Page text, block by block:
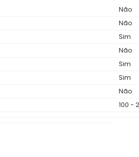
Não
Não
Sim
Não
Sim
Sim
Não
100 -